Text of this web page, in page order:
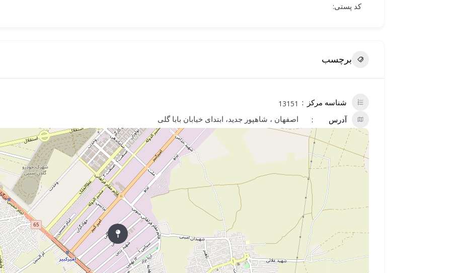
کد پستی:
برچسب
شناسه مرکز 13151
آدرس اصفهان ، شاهپور جدید، ابتدای خیابان بابا گلی